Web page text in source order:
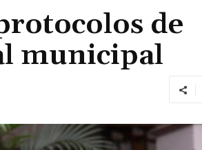
de
municipal